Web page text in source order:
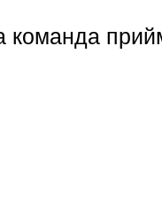
команда